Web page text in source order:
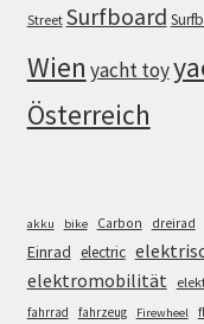
Street Surfboard
Wien yacht toy
Österreich
akku bike Carbon dreirad
Einrad electric
elektromobilität
fahrrad
fahrzeug Firewheel